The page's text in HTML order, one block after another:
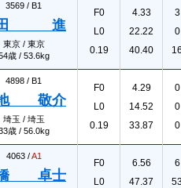
3569 / B1
田 進
東京 / 東京
歳 / 53.6kg
F0
L0
0.19
4.33
22.22
40.40
4898 / B1
敬介
埼玉 / 埼玉
歳 / 56.0kg
F0
L0
0.19
4.29
14.52
33.87
4063 /A1
卓士
F0
L0
6.56
47.37